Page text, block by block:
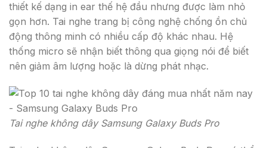
thiết kế dạng in ear thế hệ đầu nhưng được làm nhỏ
gọn hơn. Tai nghe trang bị công nghệ chống ồn chủ
động thông minh có nhiều cấp độ khác nhau. Hệ
thống micro sẽ nhận biết thông qua giọng nói để biết
nên giảm âm lượng hoặc là dừng phát nhạc.
Tai nghe không dây Samsung Galaxy Buds Pro